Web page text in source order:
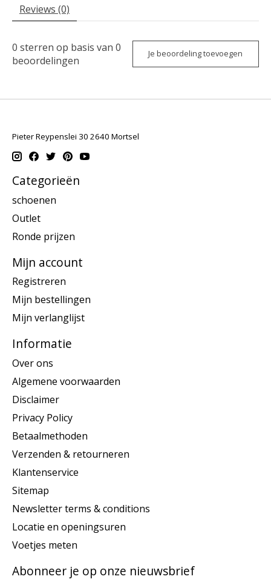
Reviews (0)
0 sterren op basis van 0
beoordelingen
Je beoordeling toevoegen
Pieter Reypenslei 30 2640 Mortsel
Categorieën
schoenen
Outlet
Ronde prijzen
Mijn account
Registreren
Mijn bestellingen
Mijn verlanglijst
Informatie
Over ons
Algemene voorwaarden
Disclaimer
Privacy Policy
Betaalmethoden
Verzenden & retourneren
Klantenservice
Sitemap
Newsletter terms & conditions
Locatie en openingsuren
Voetjes meten
Abonneer je op onze nieuwsbrief